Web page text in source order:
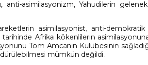
anti-asimilasyonizm, Yahudilerin
asimilasyonist, anti-demokratik
Afrika kökenlilerin
Tom Amcanın Kulübesinin
mümkün değildi.